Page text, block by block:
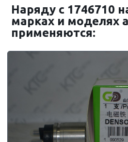
Наряду с 1746710
марках и моделях
применяются: